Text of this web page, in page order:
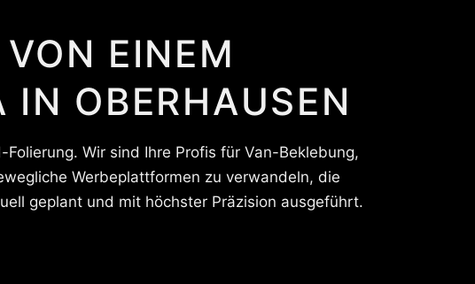
EINEM
IN OBERHAUSEN
Wir sind Ihre Profis für Van-Beklebung,
Werbeplattformen zu verwandeln, die
geplant und mit höchster Präzision ausgeführt.